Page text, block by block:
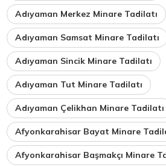
Adıyaman Merkez Minare Tadilatı
Adıyaman Samsat Minare Tadilatı
Adıyaman Sincik Minare Tadilatı
Adıyaman Tut Minare Tadilatı
Adıyaman Çelikhan Minare Tadilatı
Afyonkarahisar Bayat Minare
Afyonkarahisar Başmakçı Minare